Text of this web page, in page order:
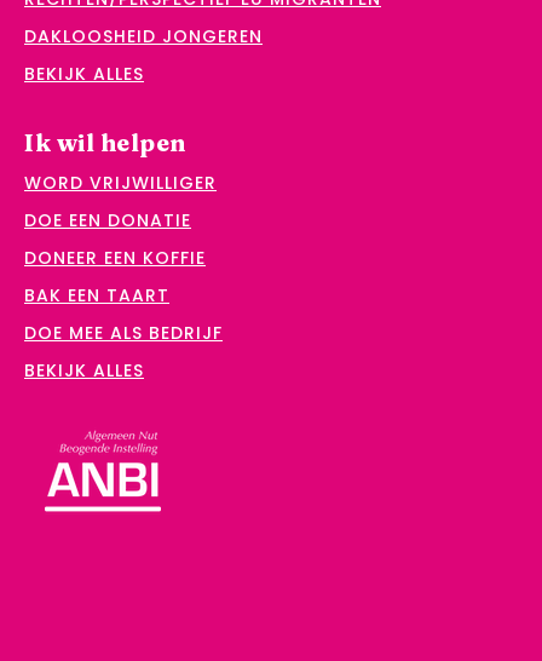
DAKLOOSHEID JONGEREN
BEKIJK ALLES
Ik wil helpen
WORD VRIJWILLIGER
DOE EEN DONATIE
DONEER EEN KOFFIE
BAK EEN TAART
DOE MEE ALS BEDRIJF
BEKIJK ALLES